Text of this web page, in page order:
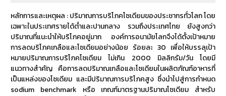
หลักการและเหตุผล : ปริมาณการบริโภคโซเดียมของประชากรทั่วโลก โดย
เฉพาะในประเทศรายได้ต่ำและปานกลาง รวมถึงประเทศไทย ยังสูงกว่า
ปริมาณที่แนะนำให้บริโภคอยู่มาก องค์การอนามัยโลกจึงได้ตั้งเป้าหมาย
การลดบริโภคเกลือและโซเดียมอย่างน้อย ร้อยละ 30 เพื่อให้บรรลุเป้า
หมายปริมาณการบริโภคโซเดียม ไม่เกิน 2000 มิลลิกรัม/วัน โดยมี
แนวทางสำคัญ คือการลดปริมาณเกลือและโซเดียมในผลิตภัณฑ์อาหารที่
เป็นแหล่งของโซเดียม และมีปริมาณการบริโภคสูง ซึ่งนำไปสู่การกำหนด
sodium benchmark หรือ เกณฑ์มาตรฐานปริมาณโซเดียม สำหรับ